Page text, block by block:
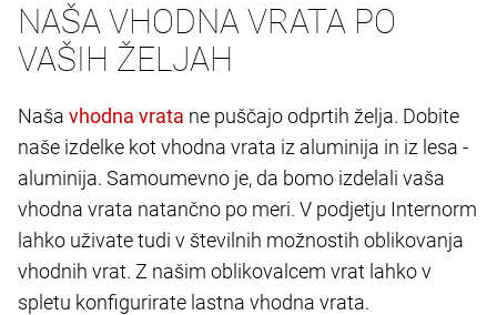
NAŠA VHODNA VRATA PO
VAŠIH ŽELJAH
Naša
ne puščajo odprtih želja. Dobite
naše izdelke kot vhodna vrata iz aluminija in iz lesa -
aluminija. Samoumevno je, da bomo izdelali vaša
vhodna vrata natančno po meri. V podjetju Internorm
lahko uživate tudi v številnih možnostih oblikovanja
vhodnih vrat. Z našim oblikovalcem vrat lahko v
spletu konfigurirate lastna vhodna vrata.